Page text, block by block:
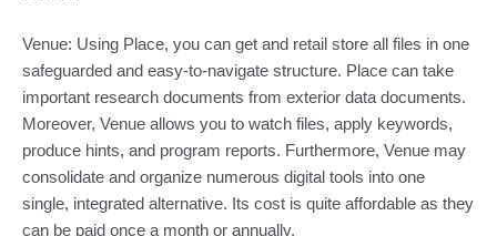
Venue: Using Place, you can get and retail store all files in one
safeguarded and easy-to-navigate structure. Place can take
important research documents from exterior data documents.
Moreover, Venue allows you to watch files, apply keywords,
produce hints, and program reports. Furthermore, Venue may
consolidate and organize numerous digital tools into one
single, integrated alternative. Its cost is quite affordable as they
can be paid once a month or annually.